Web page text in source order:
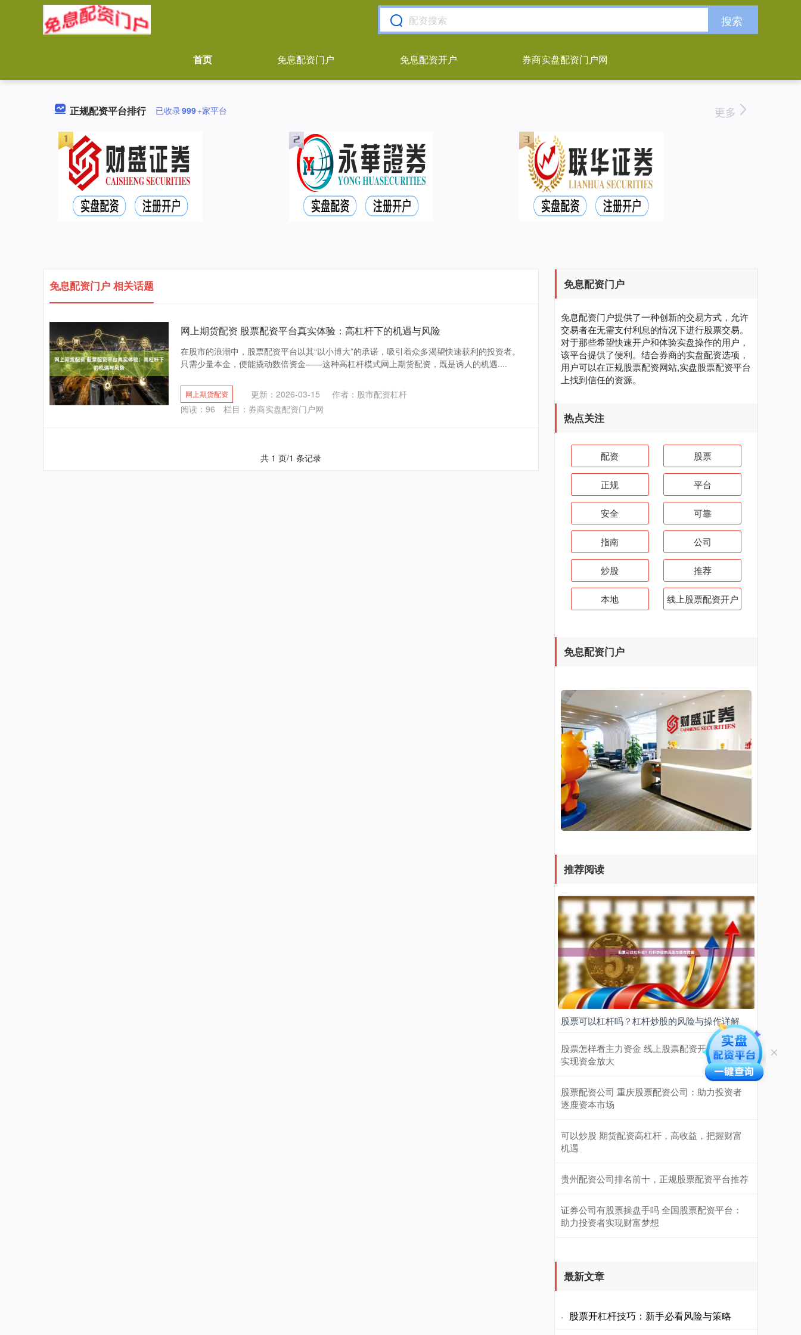
搜索
首页 免息配资门户 免息配资开户 券商实盘配资门户网
正规配资平台排行 已收录999+家平台 更多
免息配资门户 相关话题
网上期货配资 股票配资平台真实体验：高杠杆下的机遇与风险
在股市的浪潮中，股票配资平台以其“以小博大”的承诺，吸引着众多渴望快速获利的投资者。
只需少量本金，便能撬动数倍资金——这种高杠杆模式网上期货配资，既是诱人的机遇....
网上期货配资 更新：2026-03-15
作者：股市配资杠杆
阅读： 96 栏目： 券商实盘配资门户网
共 1 页/1 条记录
免息配资门户
免息配资门户提供了一种创新的交易方式，允许
交易者在无需支付利息的情况下进行股票交易。
对于那些希望快速开户和体验实盘操作的用户，
该平台提供了便利。结合券商的实盘配资选项，
用户可以在正规股票配资网站,实盘股票配资平台
上找到信任的资源。
热点关注
配资 股票
正规 平台
安全 可靠
指南 公司
炒股 推荐
本地 线上股票配资开户
免息配资门户
推荐阅读
股票可以杠杆吗？杠杆炒股的风险与操作详解
股票怎样看主力资金 线上股票配资开户：轻松
实现资金放大
股票配资公司 重庆股票配资公司：助力投资者
逐鹿资本市场
可以炒股 期货配资高杠杆，高收益，把握财富
机遇
贵州配资公司排名前十，正规股票配资平台推荐
证券公司有股票操盘手吗 全国股票配资平台：
助力投资者实现财富梦想
最新文章
· 股票开杠杆技巧：新手必看风险与策略